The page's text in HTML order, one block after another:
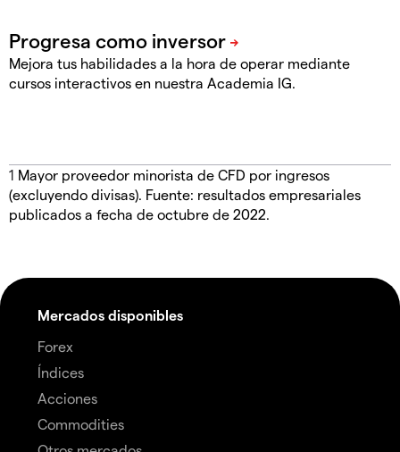
Mejora tus habilidades a la hora de operar mediante
cursos interactivos en nuestra Academia IG.
1 Mayor proveedor minorista de CFD por ingresos
(excluyendo divisas). Fuente: resultados empresariales
publicados a fecha de octubre de 2022.
Mercados disponibles
Forex
Índices
Acciones
Commodities